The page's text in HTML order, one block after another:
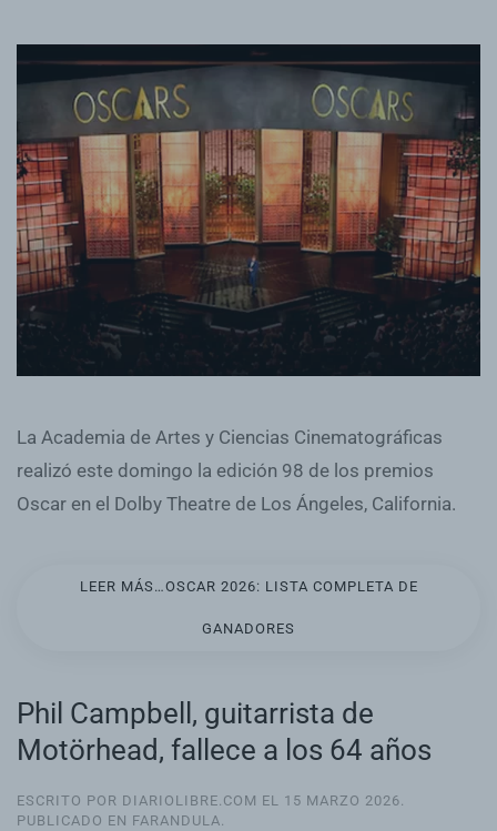
La Academia de Artes y Ciencias Cinematográficas
realizó este domingo la edición 98 de los premios
Oscar en el Dolby Theatre de Los Ángeles, California.
LEER MÁS…OSCAR 2026: LISTA COMPLETA DE
GANADORES
Phil Campbell, guitarrista de
Motörhead, fallece a los 64 años
ESCRITO POR DIARIOLIBRE.COM EL 15 MARZO 2026.
PUBLICADO EN FARANDULA.